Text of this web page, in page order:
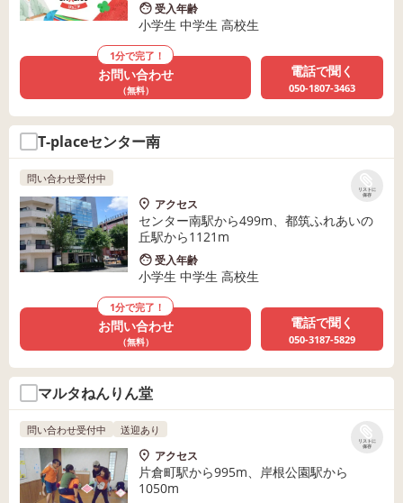
受入年齢
小学生 中学生 高校生
1分で完了！
お問い合わせ
（無料）
電話で聞く
050-1807-3463
T-placeセンター南
リストに
保存
問い合わせ受付中
アクセス
センター南駅から499m、都筑ふれあいの
丘駅から1121m
受入年齢
小学生 中学生 高校生
1分で完了！
お問い合わせ
（無料）
電話で聞く
050-3187-5829
マルタねんりん堂
リストに
保存
問い合わせ受付中 送迎あり
アクセス
片倉町駅から995m、岸根公園駅から
1050m